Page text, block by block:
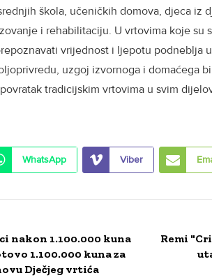
škola, učeničkih domova, djeca iz
i rehabilitaciju. U vrtovima koje su
vrijednost i ljepotu podneblja
uzgoj izvornoga i domaćega
tradicijskim vrtovima u svim
WhatsApp Viber
nakon 1.100.000 kuna
1.100.000 kuna za
Dječjeg vrtića
Remi